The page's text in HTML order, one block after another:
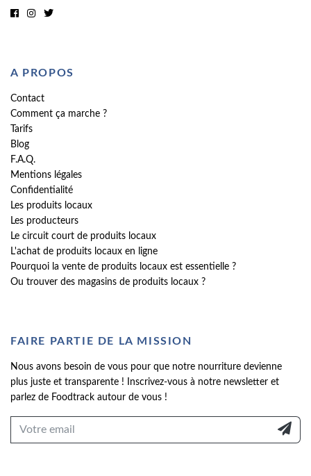
A PROPOS
Contact
Comment ça marche ?
Tarifs
Blog
F.A.Q.
Mentions légales
Confidentialité
Les produits locaux
Les producteurs
Le circuit court de produits locaux
L'achat de produits locaux en ligne
Pourquoi la vente de produits locaux est essentielle ?
Ou trouver des magasins de produits locaux ?
FAIRE PARTIE DE LA MISSION
Nous avons besoin de vous pour que notre nourriture devienne
plus juste et transparente ! Inscrivez-vous à notre newsletter et
parlez de Foodtrack autour de vous !